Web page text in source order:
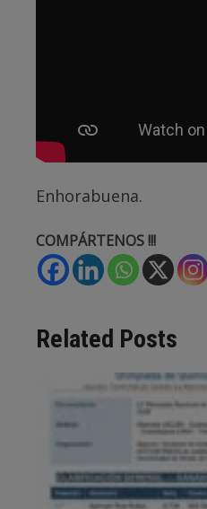
Enhorabuena.
COMPÁRTENOS !!!
Related Posts